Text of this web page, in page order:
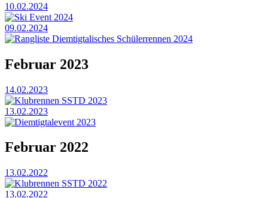
10.02.2024
Ski Event 2024
09.02.2024
Rangliste Diemtigtalisches Schülerrennen 2024
Februar 2023
14.02.2023
Klubrennen SSTD 2023
13.02.2023
Diemtigtalevent 2023
Februar 2022
13.02.2022
Klubrennen SSTD 2022
13.02.2022